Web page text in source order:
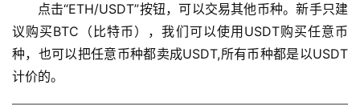
见
问
题
点击“ETH/USDT”按钮，可以交易其他币种。新手只建
议购买BTC（比特币），我们可以使用USDT购买任意币
种，也可以把任意币种都卖成USDT,所有币种都是以USDT
计价的。